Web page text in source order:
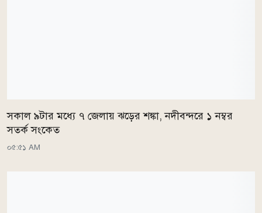
সকাল ৯টার মধ্যে ৭ জেলায় ঝড়ের শঙ্কা, নদীবন্দরে ১ নম্বর
সতর্ক সংকেত
০৫:৫১ AM